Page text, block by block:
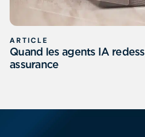
ARTICLE
Quand les agents IA
assurance